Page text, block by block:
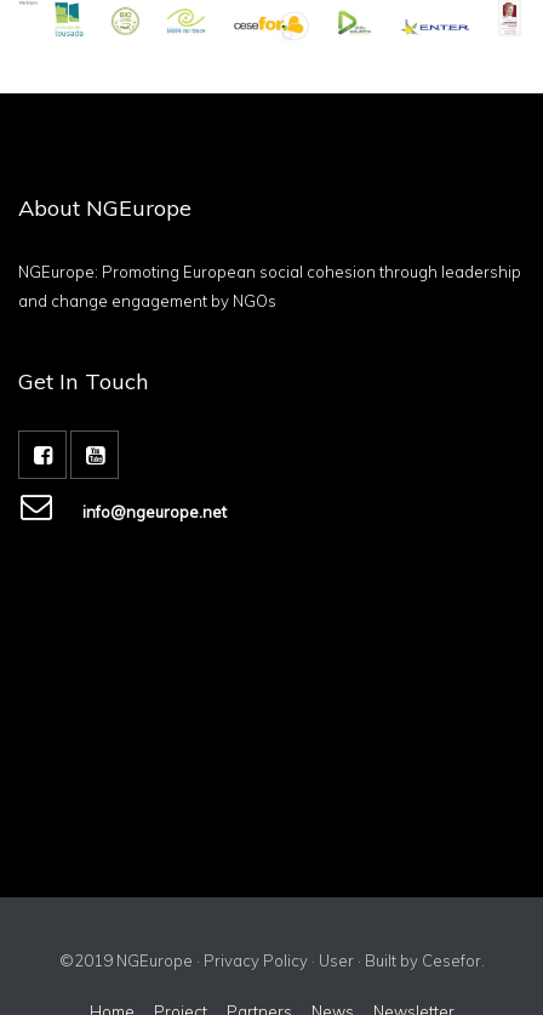
About NGEurope
NGEurope: Promoting European social cohesion through leadership
and change engagement by NGOs
Get In Touch
info@ngeurope.net
©2019 NGEurope · Privacy Policy· User· Built by Cesefor.